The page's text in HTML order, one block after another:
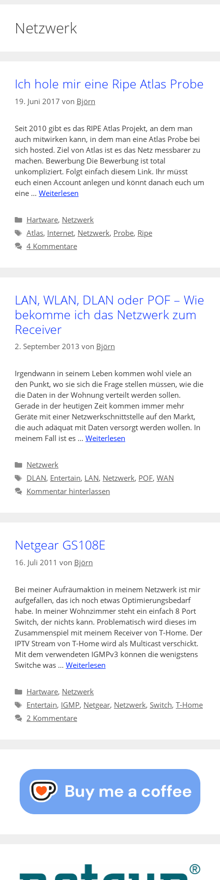
Netzwerk
Ich hole mir eine Ripe Atlas Probe
19. Juni 2017 von Björn
Seit 2010 gibt es das RIPE Atlas Projekt, an dem man
auch mitwirken kann, in dem man eine Atlas Probe bei
sich hosted. Ziel von Atlas ist es das Netz messbarer zu
machen. Bewerbung Die Bewerbung ist total
unkompliziert. Folgt einfach diesem Link. Ihr müsst
euch einen Account anlegen und könnt danach euch um
eine … Weiterlesen
Kategorien
Hartware, Netzwerk
Schlagwörter
Atlas, Internet, Netzwerk, Probe, Ripe
4 Kommentare
LAN, WLAN, DLAN oder POF – Wie
bekomme ich das Netzwerk zum
Receiver
2. September 2013 von Björn
Irgendwann in seinem Leben kommen wohl viele an
den Punkt, wo sie sich die Frage stellen müssen, wie die
die Daten in der Wohnung verteilt werden sollen.
Gerade in der heutigen Zeit kommen immer mehr
Geräte mit einer Netzwerkschnittstelle auf den Markt,
die auch adäquat mit Daten versorgt werden wollen. In
meinem Fall ist es … Weiterlesen
Kategorien
Netzwerk
Schlagwörter
DLAN, Entertain, LAN, Netzwerk, POF, WAN
Kommentar hinterlassen
Netgear GS108E
16. Juli 2011 von Björn
Bei meiner Aufräumaktion in meinem Netzwerk ist mir
aufgefallen, das ich noch etwas Optimierungsbedarf
habe. In meiner Wohnzimmer steht ein einfach 8 Port
Switch, der nichts kann. Problematisch wird dieses im
Zusammenspiel mit meinem Receiver von T-Home. Der
IPTV Stream von T-Home wird als Multicast verschickt.
Mit dem verwendeten IGMPv3 können die wenigstens
Switche was … Weiterlesen
Kategorien
Hartware, Netzwerk
Schlagwörter
Entertain, IGMP, Netgear, Netzwerk, Switch, T-Home
2 Kommentare